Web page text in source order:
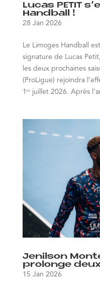
Lucas PETIT
Handball !
28 Jan 2026
Le Limoges Handball
signature de Lucas
les deux prochaines
(ProLigue) rejoindra
1ᵉʳ juillet 2026. Après
Jenilson
prolonge
15 Jan 2026